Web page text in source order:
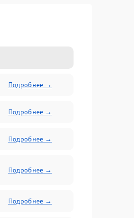
Подробнее →
Подробнее →
Подробнее →
Подробнее →
Подробнее →